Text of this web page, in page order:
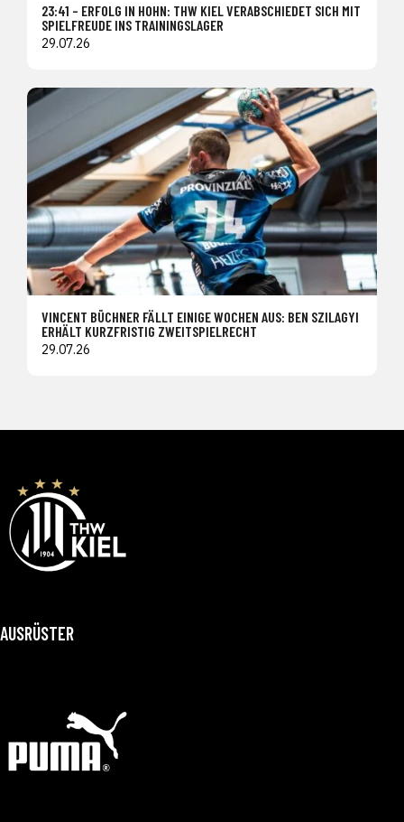
23:41 – ERFOLG IN HOHN: THW KIEL VERABSCHIEDET SICH MIT
SPIELFREUDE INS TRAININGSLAGER
29.07.26
VINCENT BÜCHNER FÄLLT EINIGE WOCHEN AUS: BEN SZILAGYI
ERHÄLT KURZFRISTIG ZWEITSPIELRECHT
29.07.26
AUSRÜSTER